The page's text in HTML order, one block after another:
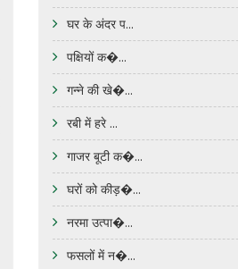
घर के अंदर प...
पक्षियों क�...
गन्ने की खे�...
रबी में हरे ...
गाजर बूटी क�...
घरों को कीड़�...
नरमा उत्पा�...
फसलों में न�...